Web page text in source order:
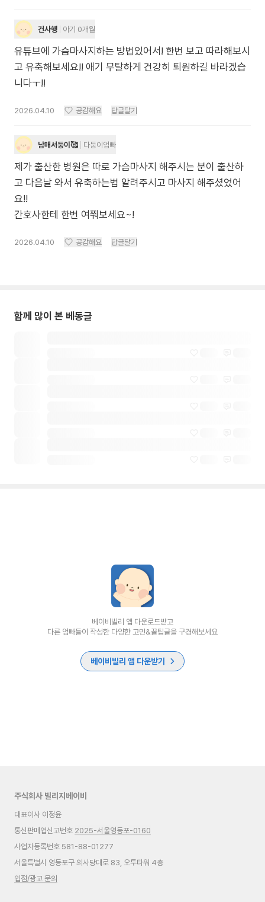
건사행 아기 0개월
유튜브에 가슴마사지하는 방법있어서! 한번 보고 따라해보시
고 유축해보세요!! 애기 무탈하게 건강히 퇴원하길 바라겠습
니다ㅜ!!
2026.04.10 공감해요 답글달기
남매서둥이🥰 다둥이엄빠
제가 출산한 병원은 따로 가슴마사지 해주시는 분이 출산하
고 다음날 와서 유축하는법 알려주시고 마사지 해주셨었어
요!!
간호사한테 한번 여쭤보세요~!
2026.04.10 공감해요 답글달기
함께 많이 본 베동글
베이비빌리 앱 다운로드받고
다른 엄빠들이 작성한 다양한 고민&꿀팁글을 구경해보세요
베이비빌리 앱 다운받기
주식회사 빌리지베이비
대표이사 이정윤
통신판매업신고번호 2025-서울영등포-0160
사업자등록번호 581-88-01277
서울특별시 영등포구 의사당대로 83, 오투타워 4층
입점/광고 문의